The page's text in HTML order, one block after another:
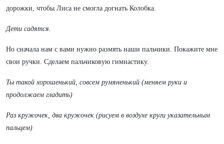
дорожки, чтобы Лиса не смогла догнать Колобка.
Дети садятся.
Но сначала нам с вами нужно размять наши пальчики. Покажите мне
свои ручки. Сделаем пальчиковую гимнастику.
Ты такой хорошенький, совсем румяненький (меняем руки и
продолжаем гладить)
Раз кружочек, два кружочек (рисуем в воздухе круги указательным
пальцем)